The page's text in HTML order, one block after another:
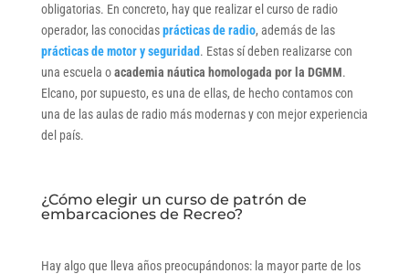
obligatorias. En concreto, hay que realizar el curso de radio
operador, las conocidasprácticas de radio, además de las
prácticas de motor y seguridad. Estas sí deben realizarse con
una escuela oacademia náutica homologada por la DGMM.
Elcano, por supuesto, es una de ellas, de hecho contamos con
una de las aulas de radio más modernas y con mejor experiencia
del país.
¿Cómo elegir un curso de patrón de
embarcaciones de Recreo?
Hay algo que lleva años preocupándonos: la mayor parte de los